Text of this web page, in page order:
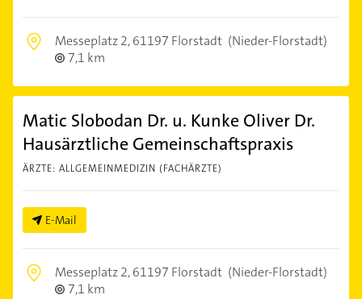
Messeplatz 2,61197 Florstadt (Nieder-Florstadt)
7,1 km
Matic Slobodan Dr. u. Kunke Oliver Dr.
Hausärztliche Gemeinschaftspraxis
ÄRZTE: ALLGEMEINMEDIZIN (FACHÄRZTE)
E-Mail
Messeplatz 2,61197 Florstadt (Nieder-Florstadt)
7,1 km